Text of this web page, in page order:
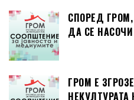
СПОРЕД
ДА СЕ
ГРОМ Е